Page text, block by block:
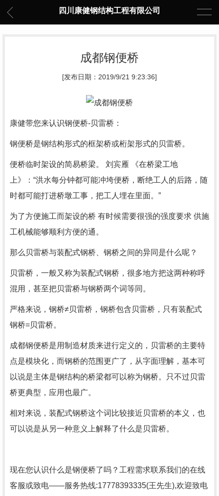
四川康健钢结构工程有限公司
成都钢便桥
[发布日期：2019/9/21 9:23:36]
康健带您来认识钢便桥-贝雷桥：
钢便桥是钢结构形式的框架桥或桁架形式的贝雷桥。
便桥临时架设的简易桥梁。 刘宾雁 《在桥梁工地
上》：“洪水每分钟都可能冲垮便桥，断绝工人的后路，随
时都可能打进桥墩工事，把工人埋在里面。”
为了方便施工而架设的桥 有时候需要很强的强度要求 供施
工机械能够顺利方便的通。
那么贝雷桥与装配式钢桥、钢桥之间的异同是什么呢？
贝雷桥，一般又称为装配式钢桥，很多地方把这两种称呼
混用，甚至把贝雷桥与钢桥两个词等同。
严格来说，钢桥≠贝雷桥，钢桥包含贝雷桥，只有装配式
钢桥=贝雷桥。
成都钢便桥是用制造材质来进行定义的，贝雷桥的主要特
点是模块化，而钢桥的范围更广了，从字面理解，基本可
以说是主体是钢结构的桥梁都可以称为钢桥。只不过贝雷
桥更典型，应用也最广。
相对来说，装配式钢桥这个词比较接近贝雷桥的本义，也
可以说是从另一种意义上解释了什么是贝雷桥。
现在您认识什么是钢便桥了吗？工程需求联系我们的在线
客服或致电——服务热线:17778393335(王先生),欢迎致电